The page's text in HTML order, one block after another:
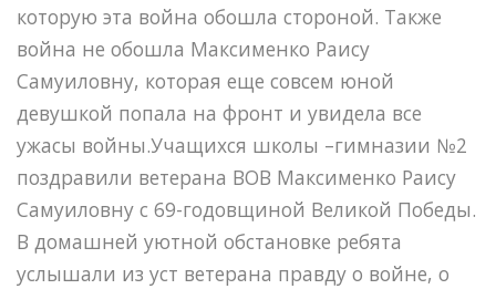
которую эта война обошла стороной. Также
война не обошла Максименко Раису
Самуиловну, которая еще совсем юной
девушкой попала на фронт и увидела все
ужасы войны.Учащихся школы –гимназии №2
поздравили ветерана ВОВ Максименко Раису
Самуиловну с 69-годовщиной Великой Победы.
В домашней уютной обстановке ребята
услышали из уст ветерана правду о войне, о